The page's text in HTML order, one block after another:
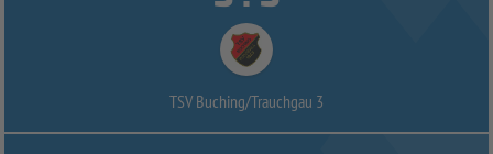
TSV Buching/Trauchgau 3